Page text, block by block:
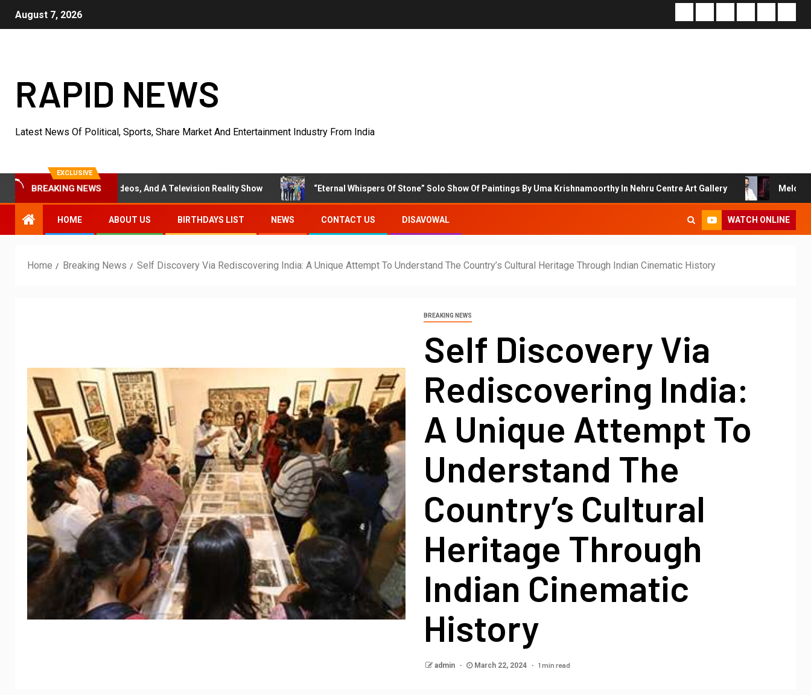
August 7, 2026
RAPID NEWS
Latest News Of Political, Sports, Share Market And Entertainment Industry From India
EXCLUSIVE
BREAKING NEWS
Music Videos, And A Television Reality Show “Eternal Whispers Of Stone” Solo Show Of Paintings By Uma Krishnamoorthy In Nehru Centre Art Gallery Melooha Launches
HOME ABOUT US BIRTHDAYS LIST NEWS CONTACT US DISAVOWAL WATCH ONLINE
Home Breaking News Self Discovery Via Rediscovering India: A Unique Attempt To Understand The Country’s Cultural Heritage Through Indian Cinematic History
BREAKING NEWS
Self Discovery Via
Rediscovering India:
A Unique Attempt To
Understand The
Country’s Cultural
Heritage Through
Indian Cinematic
History
admin March 22, 2024 1 min read